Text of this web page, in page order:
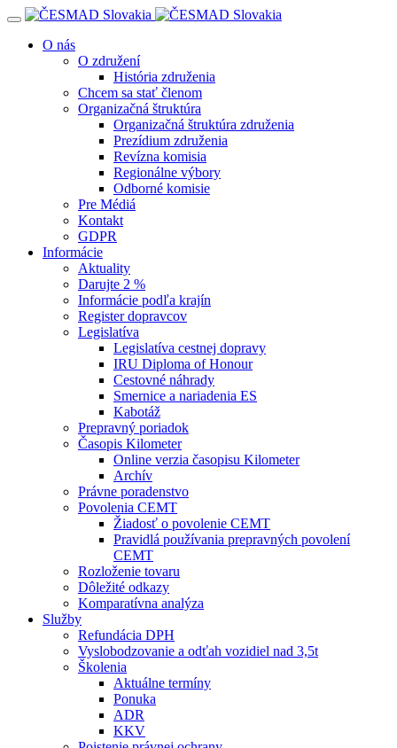
Navigácia
O nás
O združení
História združenia
Chcem sa stať členom
Organizačná štruktúra
Organizačná štruktúra združenia
Prezídium združenia
Revízna komisia
Regionálne výbory
Odborné komisie
Pre Médiá
Kontakt
GDPR
Informácie
Aktuality
Darujte 2 %
Informácie podľa krajín
Register dopravcov
Legislatíva
Legislatíva cestnej dopravy
IRU Diploma of Honour
Cestovné náhrady
Smernice a nariadenia ES
Kabotáž
Prepravný poriadok
Časopis Kilometer
Online verzia časopisu Kilometer
Archív
Právne poradenstvo
Povolenia CEMT
Žiadosť o povolenie CEMT
Pravidlá používania prepravných povolení
CEMT
Rozloženie tovaru
Dôležité odkazy
Komparatívna analýza
Služby
Refundácia DPH
Vyslobodzovanie a odťah vozidiel nad 3,5t
Školenia
Aktuálne termíny
Ponuka
ADR
KKV